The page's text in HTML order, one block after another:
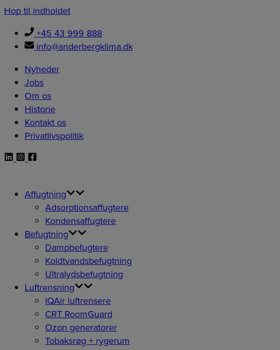
Hop til indholdet
+45 43 999 888
info@anderbergklima.dk
Nyheder
Jobs
Om os
Historie
Kontakt os
Privatlivspolitik
Affugtning
Adsorptionsaffugtere
Kondensaffugtere
Befugtning
Dampbefugtere
Koldtvandsbefugtning
Ultralydsbefugtning
Luftrensning
IQAir luftrensere
CRT RoomGuard
Ozon generatorer
Tobaksrøg + rygerum